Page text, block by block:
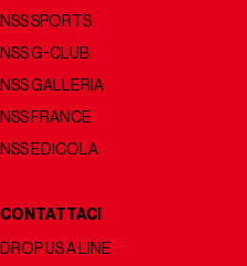
NSS SPORTS
NSS G-CLUB
NSS GALLERIA
NSS FRANCE
NSS EDICOLA
CONTATTACI
DROP US A LINE